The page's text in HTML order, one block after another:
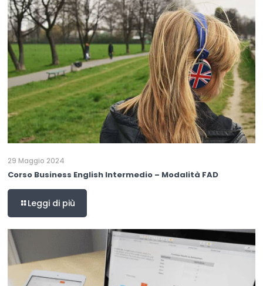
29 Maggio 2024
Corso Business English Intermedio – Modalità FAD
Leggi di più